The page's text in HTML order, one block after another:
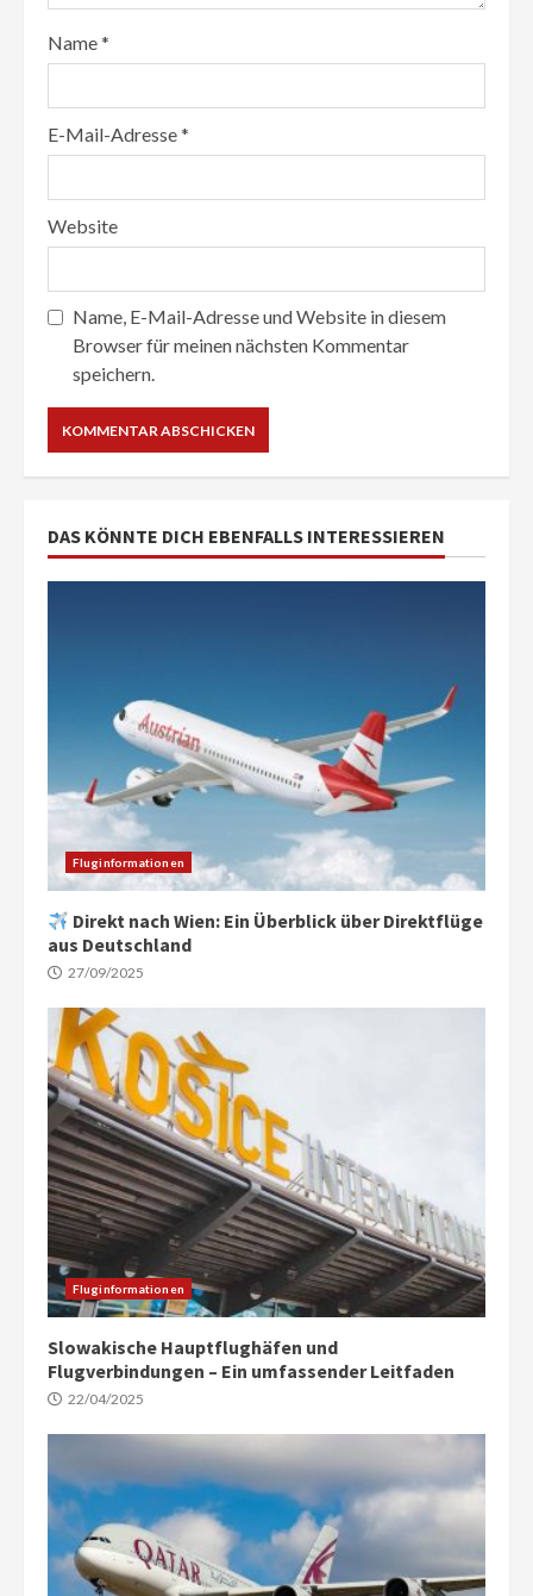
Name*
E-Mail-Adresse*
Website
Name, E-Mail-Adresse und Website in diesem
Browser für meinen nächsten Kommentar
speichern.
DAS KÖNNTE DICH EBENFALLS INTERESSIEREN
Fluginformationen
Direkt nach Wien: Ein Überblick über Direktflüge
aus Deutschland
27/09/2025
Fluginformationen
Slowakische Hauptflughäfen und
Flugverbindungen – Ein umfassender Leitfaden
22/04/2025